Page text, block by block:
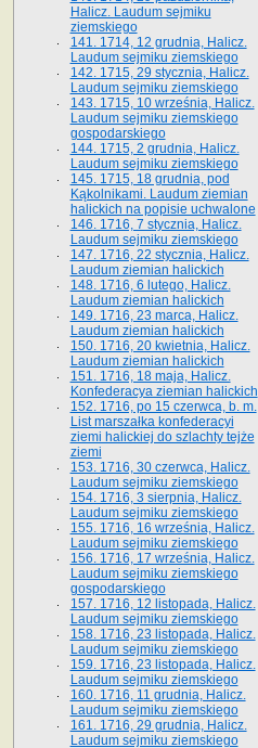
Halicz. Laudum sejmiku
ziemskiego
141. 1714, 12 grudnia, Halicz.
Laudum sejmiku ziemskiego
142. 1715, 29 stycznia, Halicz.
Laudum sejmiku ziemskiego
143. 1715, 10 września, Halicz.
Laudum sejmiku ziemskiego
gospodarskiego
144. 1715, 2 grudnia, Halicz.
Laudum sejmiku ziemskiego
145. 1715, 18 grudnia, pod
Kąkolnikami. Laudum ziemian
halickich na popisie uchwalone
146. 1716, 7 stycznia, Halicz.
Laudum sejmiku ziemskiego
147. 1716, 22 stycznia, Halicz.
Laudum ziemian halickich
148. 1716, 6 lutego, Halicz.
Laudum ziemian halickich
149. 1716, 23 marca, Halicz.
Laudum ziemian halickich
150. 1716, 20 kwietnia, Halicz.
Laudum ziemian halickich
151. 1716, 18 maja, Halicz.
Konfederacya ziemian halickich
152. 1716, po 15 czerwca, b. m.
List marszałka konfederacyi
ziemi halickiej do szlachty tejże
ziemi
153. 1716, 30 czerwca, Halicz.
Laudum sejmiku ziemskiego
154. 1716, 3 sierpnia, Halicz.
Laudum sejmiku ziemskiego
155. 1716, 16 września, Halicz.
Laudum sejmiku ziemskiego
156. 1716, 17 września, Halicz.
Laudum sejmiku ziemskiego
gospodarskiego
157. 1716, 12 listopada, Halicz.
Laudum sejmiku ziemskiego
158. 1716, 23 listopada, Halicz.
Laudum sejmiku ziemskiego
159. 1716, 23 listopada, Halicz.
Laudum sejmiku ziemskiego
160. 1716, 11 grudnia, Halicz.
Laudum sejmiku ziemskiego
161. 1716, 29 grudnia, Halicz.
Laudum sejmiku ziemskiego